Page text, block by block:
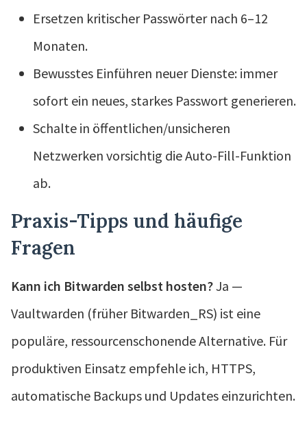
Ersetzen kritischer Passwörter nach 6–12
Monaten.
Bewusstes Einführen neuer Dienste: immer
sofort ein neues, starkes Passwort generieren.
Schalte in öffentlichen/unsicheren
Netzwerken vorsichtig die Auto-Fill-Funktion
ab.
Praxis-Tipps und häufige
Fragen
Kann ich Bitwarden selbst hosten?Ja —
Vaultwarden (früher Bitwarden_RS) ist eine
populäre, ressourcenschonende Alternative. Für
produktiven Einsatz empfehle ich, HTTPS,
automatische Backups und Updates einzurichten.